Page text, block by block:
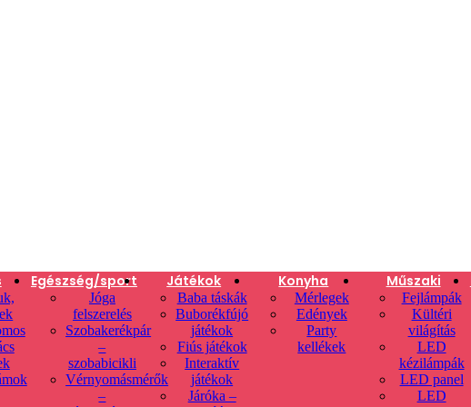
Egészség/sport
Jóga
felszerelés
Szobakerékpár
–
szobabicikli
Vérnyomásmérők
–
Játékok
Baba táskák
Buborékfújó
játékok
Fiús játékok
Interaktív
játékok
Járóka –
Konyha
Mérlegek
Edények
Party
kellékek
Műszaki
Fejlámpák
Kültéri
világítás
LED
kézilámpák
LED panel
LED